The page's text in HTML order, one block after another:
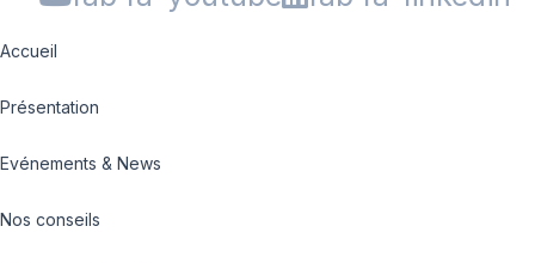
Accueil
Présentation
Evénements & News
Nos conseils